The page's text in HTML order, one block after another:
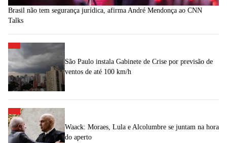
Brasil não tem segurança jurídica, afirma André Mendonça ao CNN
Talks
São Paulo instala Gabinete de Crise por previsão de
ventos de até 100 km/h
Waack: Moraes, Lula e Alcolumbre se juntam na hora
do aperto